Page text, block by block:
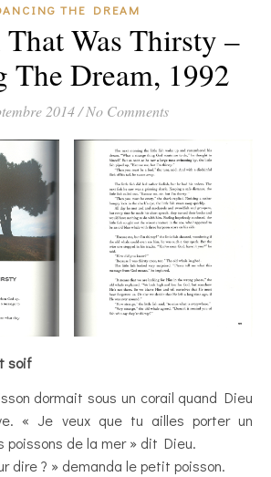
THE DREAM
Was Thirsty –
The Dream, 1992
2014/ No Comments
soif
dormait sous un corail quand Dieu
« Je veux que tu ailles porter un
poissons de la mer » dit Dieu.
dire ? » demanda le petit poisson.